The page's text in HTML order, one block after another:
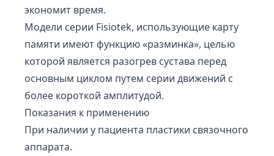
экономит время.
Модели серии Fisiotek, использующие карту
памяти имеют функцию «разминка», целью
которой является разогрев сустава перед
основным циклом путем серии движений с
более короткой амплитудой.
Показания к применению
При наличии у пациента пластики связочного
аппарата.